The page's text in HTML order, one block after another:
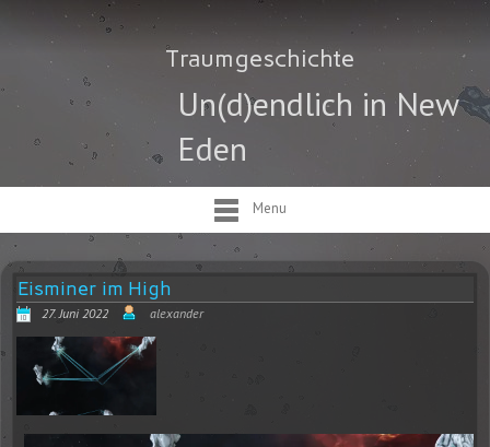
Traumgeschichte
Un(d)endlich in New
Eden
Menu
Eisminer im High
27. Juni 2022 alexander